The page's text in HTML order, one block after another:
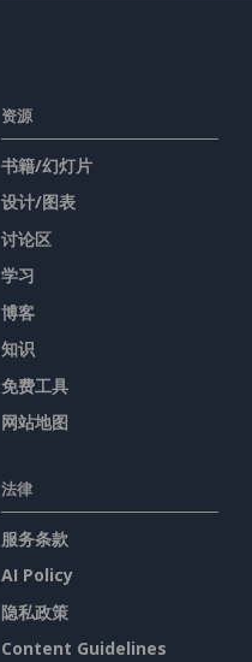
资源
书籍/幻灯片
设计/图表
讨论区
学习
博客
知识
免费工具
网站地图
法律
服务条款
AI Policy
隐私政策
Content Guidelines